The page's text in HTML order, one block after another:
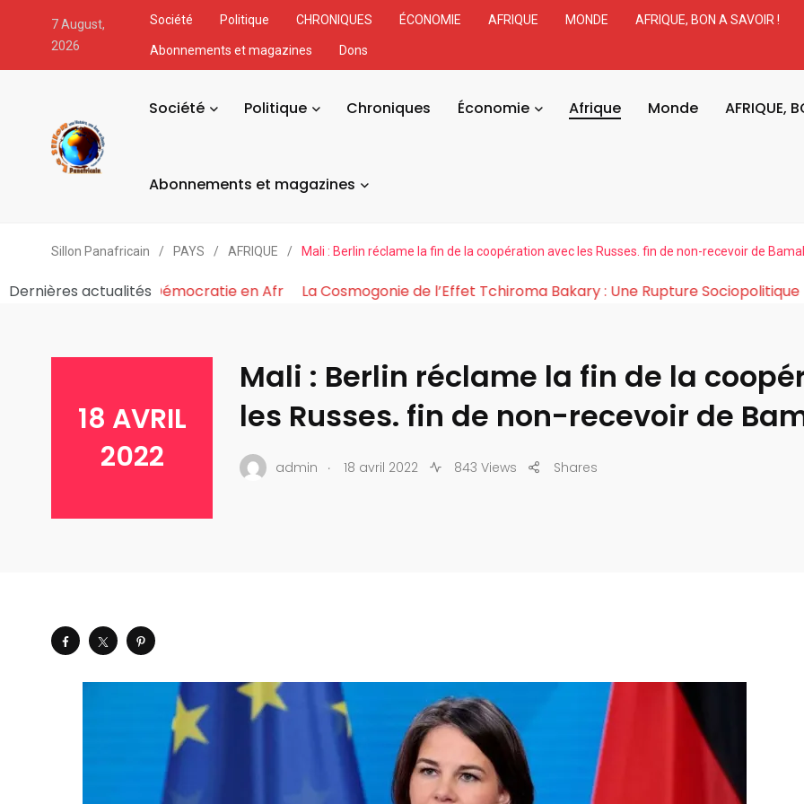
7 August,
2026
Société Politique CHRONIQUES ÉCONOMIE AFRIQUE MONDE AFRIQUE, BON A SAVOIR !
Abonnements et magazines Dons
Société Politique Chroniques Économie Afrique Monde AFRIQUE,
Abonnements et magazines
Sillon Panafricain / PAYS / AFRIQUE / Mali : Berlin réclame la fin de la coopération avec les Russes. fin de non-recevoir de
Dernières actualités
du Pouvoir Fabrique et Asphyxie la Démocratie en Afr La Cosmogonie de l’Effet Tchiroma Bakary : Une
18 AVRIL
2022
Mali : Berlin réclame la fin de la
les Russes. fin de non-recevoir de
admin . 18 avril 2022 843 Views Shares